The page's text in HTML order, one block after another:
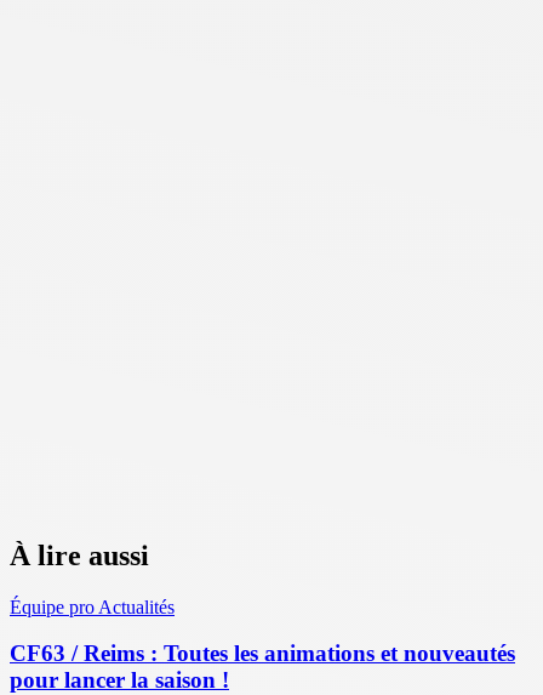
À lire aussi
Équipe pro Actualités
CF63 / Reims : Toutes les animations et nouveautés
pour lancer la saison !